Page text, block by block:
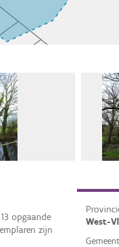
West-
opgaande
zijn